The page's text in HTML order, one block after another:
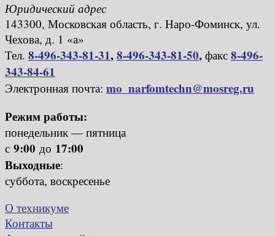
Юридический адрес
143300, Московская область, г. Наро-Фоминск, ул.
Чехова, д. 1 «а»
Тел. 8-496-343-81-31,8-496-343-81-50, факс 8-496-
343-84-61
Электронная почта: mo_narfomtechn@mosreg.ru
Режим работы:
понедельник — пятница
с 9:00 до 17:00
Выходные:
суббота, воскресенье
О техникуме
Контакты